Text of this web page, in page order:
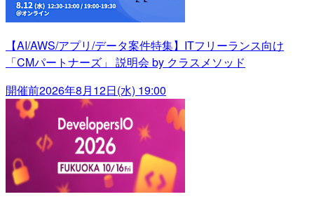
【AI/AWS/アプリ/データ案件特集】ITフリーランス向け
「CMパートナーズ」 説明会 by クラスメソッド
開催前2026年8月12日(水) 19:00